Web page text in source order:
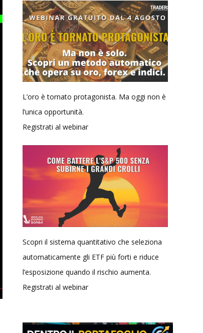
L’oro è tornato protagonista. Ma oggi non è
l’unica opportunità.
Registrati al webinar
Scopri il sistema quantitativo che seleziona
automaticamente gli ETF più forti e riduce
l’esposizione quando il rischio aumenta.
Registrati al webinar